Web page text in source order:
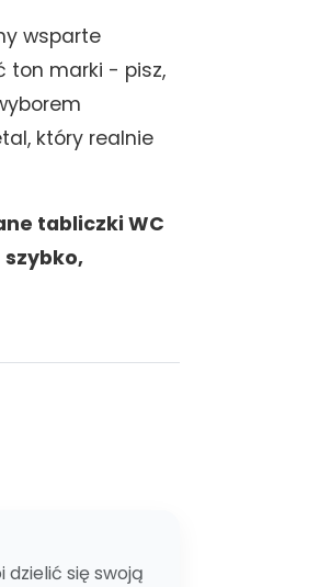
wsparte
ton marki - pisz,
który realnie
tabliczki WC
się swoją